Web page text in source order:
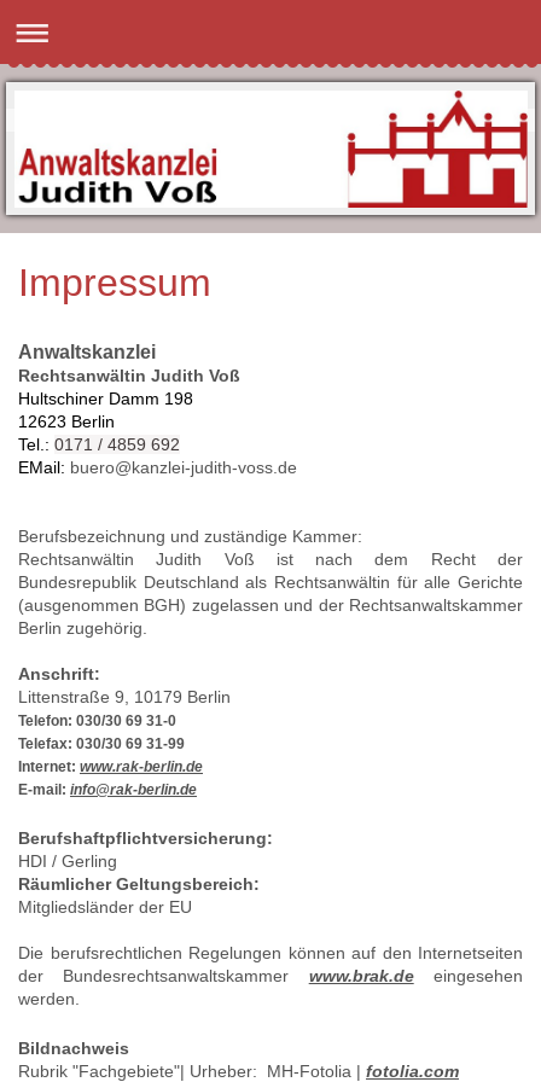
Impressum
Anwaltskanzlei
Rechtsanwältin Judith Voß
Hultschiner Damm 198
12623 Berlin
Tel.: 0171 / 4859 692
EMail: buero@kanzlei-judith-voss.de
Berufsbezeichnung und zuständige Kammer:
Rechtsanwältin Judith Voß ist nach dem Recht der
Bundesrepublik Deutschland als Rechtsanwältin für alle Gerichte
(ausgenommen BGH) zugelassen und der Rechtsanwaltskammer
Berlin zugehörig.
Anschrift:
Littenstraße 9, 10179 Berlin
Telefon: 030/30 69 31-0
Telefax: 030/30 69 31-99
Internet: www.rak-berlin.de
E-mail: info@rak-berlin.de
Berufshaftpflichtversicherung:
HDI / Gerling
Räumlicher Geltungsbereich:
Mitgliedsländer der EU
Die berufsrechtlichen Regelungen können auf den Internetseiten
der Bundesrechtsanwaltskammer www.brak.deeingesehen
werden.
Bildnachweis
Rubrik "Fachgebiete"| Urheber: MH-Fotolia | fotolia.com